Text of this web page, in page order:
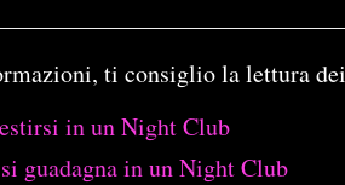
ti consiglio la lettura
in un Night Club
guadagna in un Night Club